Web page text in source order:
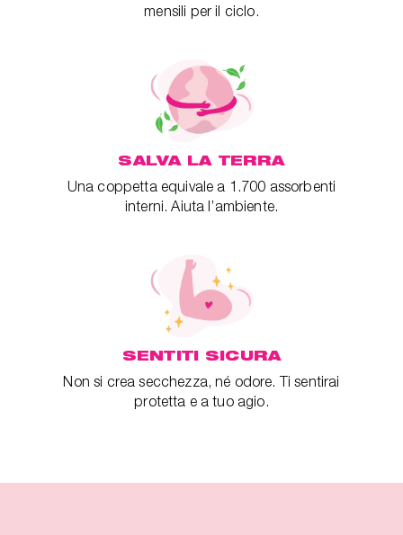
mensili per il ciclo.
SALVA LA TERRA
Una coppetta equivale a 1.700 assorbenti
interni. Aiuta l’ambiente.
SENTITI SICURA
Non si crea secchezza, né odore. Ti sentirai
protetta e a tuo agio.